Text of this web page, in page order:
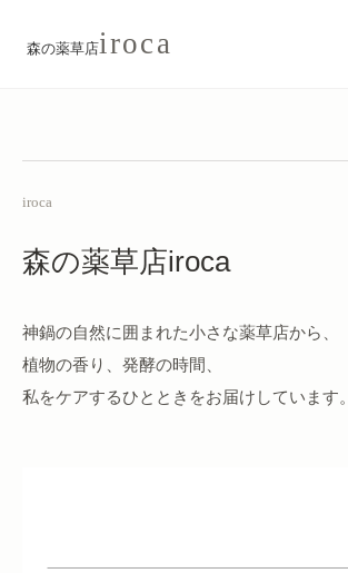
森の薬草店iroca
iroca
森の薬草店iroca
神鍋の自然に囲まれた小さな薬草店から、
植物の香り、発酵の時間、
私をケアするひとときをお届けしています。